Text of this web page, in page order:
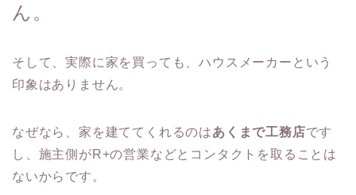
ん。
そして、実際に家を買っても、ハウスメーカーという
印象はありません。
なぜなら、家を建ててくれるのはあくまで工務店です
し、施主側がR+の営業などとコンタクトを取ることは
ないからです。